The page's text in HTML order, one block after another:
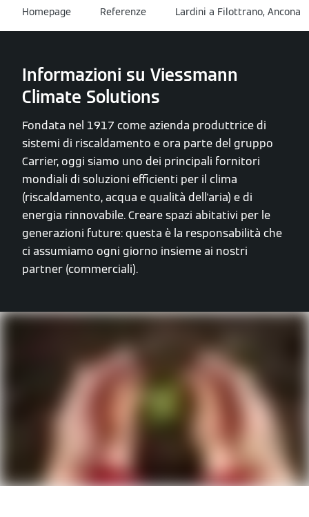
Homepage Referenze Lardini a Filottrano, Ancona
Informazioni su Viessmann
Climate Solutions
Fondata nel 1917 come azienda produttrice di
sistemi di riscaldamento e ora parte del gruppo
Carrier, oggi siamo uno dei principali fornitori
mondiali di soluzioni efficienti per il clima
(riscaldamento, acqua e qualità dell'aria) e di
energia rinnovabile. Creare spazi abitativi per le
generazioni future: questa è la responsabilità che
ci assumiamo ogni giorno insieme ai nostri
partner (commerciali).